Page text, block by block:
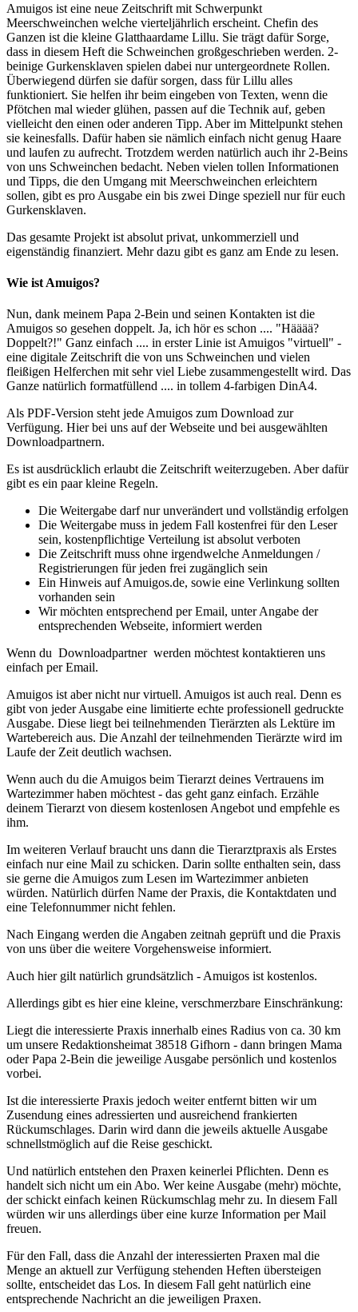
Amuigos ist eine neue Zeitschrift mit Schwerpunkt
Meerschweinchen welche vierteljährlich erscheint. Chefin des
Ganzen ist die kleine Glatthaardame Lillu. Sie trägt dafür Sorge,
dass in diesem Heft die Schweinchen großgeschrieben werden. 2-
beinige Gurkensklaven spielen dabei nur untergeordnete Rollen.
Überwiegend dürfen sie dafür sorgen, dass für Lillu alles
funktioniert. Sie helfen ihr beim eingeben von Texten, wenn die
Pfötchen mal wieder glühen, passen auf die Technik auf, geben
vielleicht den einen oder anderen Tipp. Aber im Mittelpunkt stehen
sie keinesfalls. Dafür haben sie nämlich einfach nicht genug Haare
und laufen zu aufrecht. Trotzdem werden natürlich auch ihr 2-Beins
von uns Schweinchen bedacht. Neben vielen tollen Informationen
und Tipps, die den Umgang mit Meerschweinchen erleichtern
sollen, gibt es pro Ausgabe ein bis zwei Dinge speziell nur für euch
Gurkensklaven.
Das gesamte Projekt ist absolut privat, unkommerziell und
eigenständig finanziert. Mehr dazu gibt es ganz am Ende zu lesen.
Wie ist Amuigos?
Nun, dank meinem Papa 2-Bein und seinen Kontakten ist die
Amuigos so gesehen doppelt. Ja, ich hör es schon .... "Hääää?
Doppelt?!" Ganz einfach .... in erster Linie ist Amuigos "virtuell" -
eine digitale Zeitschrift die von uns Schweinchen und vielen
fleißigen Helferchen mit sehr viel Liebe zusammengestellt wird. Das
Ganze natürlich formatfüllend .... in tollem 4-farbigen DinA4.
Als PDF-Version steht jede Amuigos zum Download zur
Verfügung. Hier bei uns auf der Webseite und bei ausgewählten
Downloadpartnern.
Es ist ausdrücklich erlaubt die Zeitschrift weiterzugeben. Aber dafür
gibt es ein paar kleine Regeln.
Die Weitergabe darf nur unverändert und vollständig erfolgen
Die Weitergabe muss in jedem Fall kostenfrei für den Leser
sein, kostenpflichtige Verteilung ist absolut verboten
Die Zeitschrift muss ohne irgendwelche Anmeldungen /
Registrierungen für jeden frei zugänglich sein
Ein Hinweis auf Amuigos.de, sowie eine Verlinkung sollten
vorhanden sein
Wir möchten entsprechend per Email, unter Angabe der
entsprechenden Webseite, informiert werden
Wenn du Downloadpartner werden möchtest kontaktieren uns
einfach per Email.
Amuigos ist aber nicht nur virtuell. Amuigos ist auch real. Denn es
gibt von jeder Ausgabe eine limitierte echte professionell gedruckte
Ausgabe. Diese liegt bei teilnehmenden Tierärzten als Lektüre im
Wartebereich aus. Die Anzahl der teilnehmenden Tierärzte wird im
Laufe der Zeit deutlich wachsen.
Wenn auch du die Amuigos beim Tierarzt deines Vertrauens im
Wartezimmer haben möchtest - das geht ganz einfach. Erzähle
deinem Tierarzt von diesem kostenlosen Angebot und empfehle es
ihm.
Im weiteren Verlauf braucht uns dann die Tierarztpraxis als Erstes
einfach nur eine Mail zu schicken. Darin sollte enthalten sein, dass
sie gerne die Amuigos zum Lesen im Wartezimmer anbieten
würden. Natürlich dürfen Name der Praxis, die Kontaktdaten und
eine Telefonnummer nicht fehlen.
Nach Eingang werden die Angaben zeitnah geprüft und die Praxis
von uns über die weitere Vorgehensweise informiert.
Auch hier gilt natürlich grundsätzlich - Amuigos ist kostenlos.
Allerdings gibt es hier eine kleine, verschmerzbare Einschränkung:
Liegt die interessierte Praxis innerhalb eines Radius von ca. 30 km
um unsere Redaktionsheimat 38518 Gifhorn - dann bringen Mama
oder Papa 2-Bein die jeweilige Ausgabe persönlich und kostenlos
vorbei.
Ist die interessierte Praxis jedoch weiter entfernt bitten wir um
Zusendung eines adressierten und ausreichend frankierten
Rückumschlages. Darin wird dann die jeweils aktuelle Ausgabe
schnellstmöglich auf die Reise geschickt.
Und natürlich entstehen den Praxen keinerlei Pflichten. Denn es
handelt sich nicht um ein Abo. Wer keine Ausgabe (mehr) möchte,
der schickt einfach keinen Rückumschlag mehr zu. In diesem Fall
würden wir uns allerdings über eine kurze Information per Mail
freuen.
Für den Fall, dass die Anzahl der interessierten Praxen mal die
Menge an aktuell zur Verfügung stehenden Heften übersteigen
sollte, entscheidet das Los. In diesem Fall geht natürlich eine
entsprechende Nachricht an die jeweiligen Praxen.